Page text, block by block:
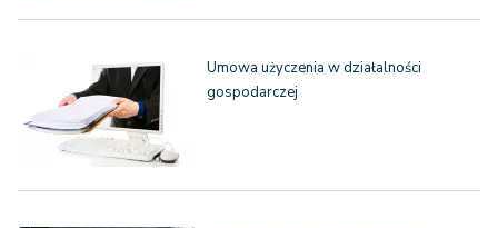
Umowa użyczenia w działalności
gospodarczej